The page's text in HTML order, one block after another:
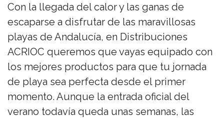
Con la llegada del calor y las ganas de
escaparse a disfrutar de las maravillosas
playas de Andalucía, en Distribuciones
ACRIOC queremos que vayas equipado con
los mejores productos para que tu jornada
de playa sea perfecta desde el primer
momento. Aunque la entrada oficial del
verano todavía queda unas semanas, las